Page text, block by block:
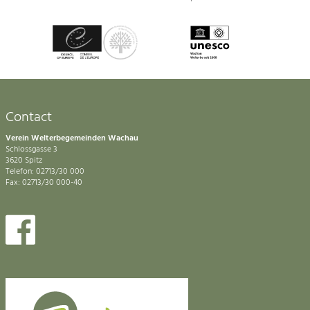
Contact
Verein Welterbegemeinden Wachau
Schlossgasse 3
3620 Spitz
Telefon: 02713/30 000
Fax: 02713/30 000-40